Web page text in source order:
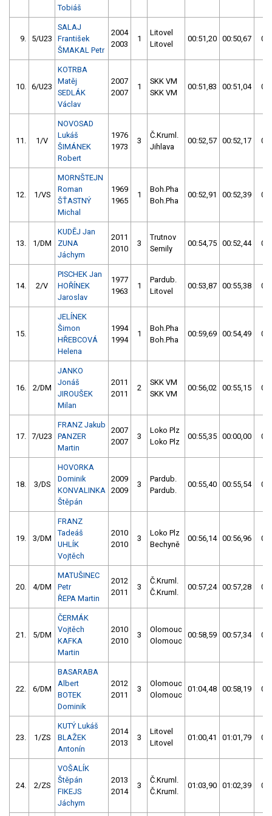
Tobiáš
9. 5/U23
SALAJ
František
ŠMAKAL Petr
2004
2003
1
Litovel
Litovel
00:51,20 00:50,67
10. 6/U23
KOTRBA
Matěj
SEDLÁK
Václav
2007
2007
1
SKK VM
SKK VM
00:51,83 00:51,04
11. 1/V
NOVOSAD
Lukáš
ŠIMÁNEK
Robert
1976
1973
3
Č.Kruml.
Jihlava
00:52,57 00:52,17
12. 1/VS
MORNŠTEJN
Roman
ŠŤASTNÝ
Michal
1969
1965
1
Boh.Pha
Boh.Pha
00:52,91 00:52,39
13. 1/DM
KUDĚJ Jan
ZUNA
Jáchym
2011
2010
3
Trutnov
Semily
00:54,75 00:52,44
14. 2/V
PISCHEK Jan
HOŘÍNEK
Jaroslav
1977
1963
1
Pardub.
Litovel
00:53,87 00:55,38
15.
JELÍNEK
Šimon
HŘEBCOVÁ
Helena
1994
1994
1
Boh.Pha
Boh.Pha
00:59,69 00:54,49
16. 2/DM
JANKO
Jonáš
JIROUŠEK
Milan
2011
2011
2
SKK VM
SKK VM
00:56,02 00:55,15
17. 7/U23
FRANZ Jakub
PANZER
Martin
2007
2007
3
Loko Plz
Loko Plz
00:55,35 00:00,00
18. 3/DS
HOVORKA
Dominik
KONVALINKA
Štěpán
2009
2009
3
Pardub.
Pardub.
00:55,40 00:55,54
19. 3/DM
FRANZ
Tadeáš
UHLÍK
Vojtěch
2010
2010
3
Loko Plz
Bechyně
00:56,14 00:56,96
20. 4/DM
MATUŠINEC
Petr
ŘEPA Martin
2012
2011
3
Č.Kruml.
Č.Kruml.
00:57,24 00:57,28
21. 5/DM
ČERMÁK
Vojtěch
KAFKA
Martin
2010
2010
3
Olomouc
Olomouc
00:58,59 00:57,34
22. 6/DM
BASARABA
Albert
BOTEK
Dominik
2012
2011
3
Olomouc
Olomouc
01:04,48 00:58,19
23. 1/ZS
KUTÝ Lukáš
BLAŽEK
Antonín
2014
2013
3
Litovel
Litovel
01:00,41 01:01,79
24. 2/ZS
VOŠALÍK
Štěpán
FIKEJS
Jáchym
2013
2014
3
Č.Kruml.
Č.Kruml.
01:03,90 01:02,39